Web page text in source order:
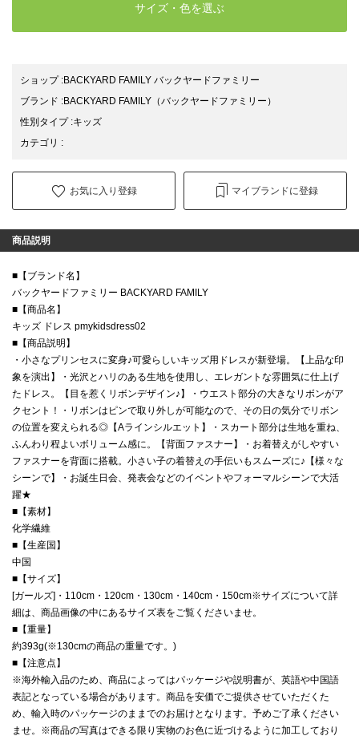
サイズ・色を選ぶ
ショップ:BACKYARD FAMILY バックヤードファミリー
ブランド :BACKYARD FAMILY （バックヤードファミリー）
性別タイプ:キッズ
カテゴリ :
お気に入り登録 マイブランドに登録
商品説明
■【ブランド名】
バックヤードファミリー BACKYARD FAMILY
■【商品名】
キッズ ドレス pmykidsdress02
■【商品説明】
・小さなプリンセスに変身♪可愛らしいキッズ用ドレスが新登場。【上品な印
象を演出】・光沢とハリのある生地を使用し、エレガントな雰囲気に仕上げ
たドレス。【目を惹くリボンデザイン♪】・ウエスト部分の大きなリボンがア
クセント！・リボンはピンで取り外しが可能なので、その日の気分でリボン
の位置を変えられる◎【Aラインシルエット】・スカート部分は生地を重ね、
ふんわり程よいボリューム感に。【背面ファスナー】・お着替えがしやすい
ファスナーを背面に搭載。小さい子の着替えの手伝いもスムーズに♪【様々な
シーンで】・お誕生日会、発表会などのイベントやフォーマルシーンで大活
躍★
■【素材】
化学繊維
■【生産国】
中国
■【サイズ】
[ガールズ]・110cm・120cm・130cm・140cm・150cm※サイズについて詳
細は、商品画像の中にあるサイズ表をご覧くださいませ。
■【重量】
約393g(※130cmの商品の重量です。)
■【注意点】
※海外輸入品のため、商品によってはパッケージや説明書が、英語や中国語
表記となっている場合があります。商品を安価でご提供させていただくた
め、輸入時のパッケージのままでのお届けとなります。予めご了承ください
ませ。※商品の写真はできる限り実物のお色に近づけるように加工しており